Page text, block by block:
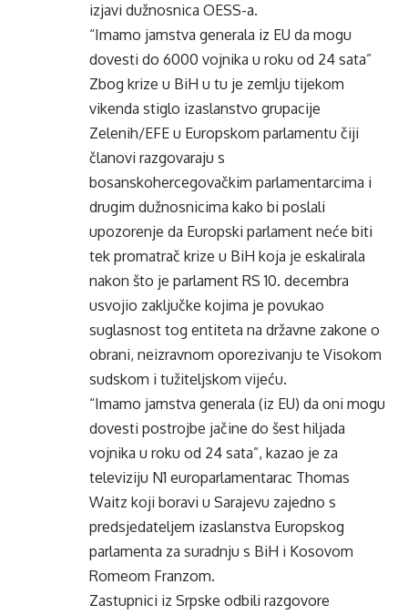
izjavi dužnosnica OESS-a.
“Imamo jamstva generala iz EU da mogu
dovesti do 6000 vojnika u roku od 24 sata”
Zbog krize u BiH u tu je zemlju tijekom
vikenda stiglo izaslanstvo grupacije
Zelenih/EFE u Europskom parlamentu čiji
članovi razgovaraju s
bosanskohercegovačkim parlamentarcima i
drugim dužnosnicima kako bi poslali
upozorenje da Europski parlament neće biti
tek promatrač krize u BiH koja je eskalirala
nakon što je parlament RS 10. decembra
usvojio zaključke kojima je povukao
suglasnost tog entiteta na državne zakone o
obrani, neizravnom oporezivanju te Visokom
sudskom i tužiteljskom vijeću.
“Imamo jamstva generala (iz EU) da oni mogu
dovesti postrojbe jačine do šest hiljada
vojnika u roku od 24 sata”, kazao je za
televiziju N1 europarlamentarac Thomas
Waitz koji boravi u Sarajevu zajedno s
predsjedateljem izaslanstva Europskog
parlamenta za suradnju s BiH i Kosovom
Romeom Franzom.
Zastupnici iz Srpske odbili razgovore